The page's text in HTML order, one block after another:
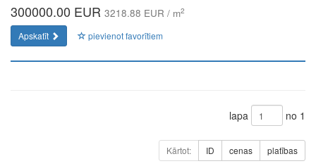
300000.00 EUR 3218.88 EUR / m2
Apskatīt pievienot favorītiem
lapa no 1
Kārtot: ID cenas platības